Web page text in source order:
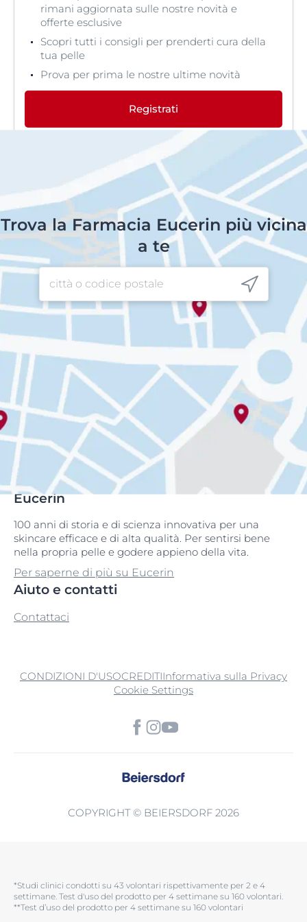
rimani aggiornata sulle nostre novità e
offerte esclusive
Scopri tutti i consigli per prenderti cura della
tua pelle
Prova per prima le nostre ultime novità
Registrati
Trova la Farmacia Eucerin più vicina
a te
Eucerin
100 anni di storia e di scienza innovativa per una
skincare efficace e di alta qualità. Per sentirsi bene
nella propria pelle e godere appieno della vita.
Per saperne di più su Eucerin
Aiuto e contatti
Contattaci
CONDIZIONI D'USOCREDITIInformativa sulla Privacy
Cookie Settings
COPYRIGHT © BEIERSDORF 2026
*Studi clinici condotti su 43 volontari rispettivamente per 2 e 4
settimane. Test d'uso del prodotto per 4 settimane su 160 volontari.​